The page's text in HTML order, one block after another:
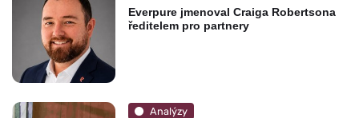
Everpure jmenoval Craiga Robertsona
ředitelem pro partnery
Analýzy